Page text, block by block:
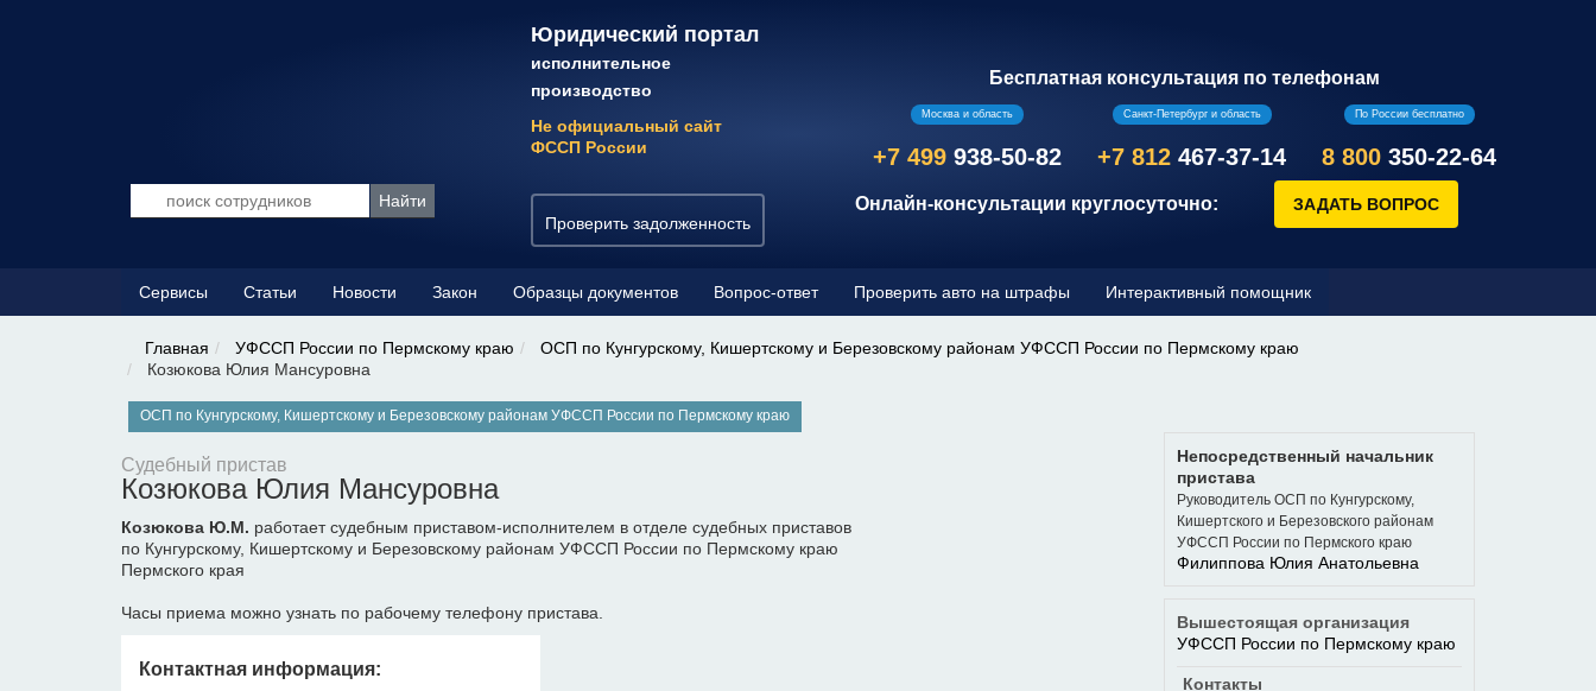
Юридический портал
исполнительное
производство
Не официальный сайт
ФССП России
Проверить задолженность
Бесплатная консультация по телефонам
Москва и область
+7 499 938-50-82
Санкт-Петербург и область
+7 812 467-37-14
По России бесплатно
8 800 350-22-64
Онлайн-консультации круглосуточно:
Сервисы Статьи Новости Закон Образцы документов Вопрос-ответ Проверить авто на штрафы Интерактивный помощник
Главная УФССП России по Пермскому краю
ОСП по Кунгурскому, Кишертскому и Березовскому районам УФССП России по Пермскому краю
Козюкова Юлия Мансуровна
ОСП по Кунгурскому, Кишертскому и Березовскому районам УФССП России по Пермскому краю
Судебный пристав
Козюкова Юлия Мансуровна
Козюкова Ю.М. работает судебным приставом-исполнителем в отделе судебных приставов
по Кунгурскому, Кишертскому и Березовскому районам УФССП России по Пермскому краю
Пермского края
Часы приема можно узнать по рабочему телефону пристава.
Контактная информация:
Непосредственный начальник
пристава
Руководитель ОСП по Кунгурскому,
Кишертского и Березовского районам
УФССП России по Пермского краю
Филиппова Юлия Анатольевна
Вышестоящая организация
УФССП России по Пермскому краю
Контакты